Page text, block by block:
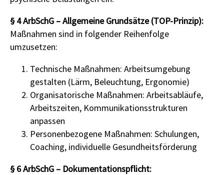
§ 4 ArbSchG – Allgemeine Grundsätze (TOP-Prinzip):
Maßnahmen sind in folgender Reihenfolge
umzusetzen:
Technische Maßnahmen: Arbeitsumgebung
gestalten (Lärm, Beleuchtung, Ergonomie)
Organisatorische Maßnahmen: Arbeitsabläufe,
Arbeitszeiten, Kommunikationsstrukturen
anpassen
Personenbezogene Maßnahmen: Schulungen,
Coaching, individuelle Gesundheitsförderung
§ 6 ArbSchG – Dokumentationspflicht: